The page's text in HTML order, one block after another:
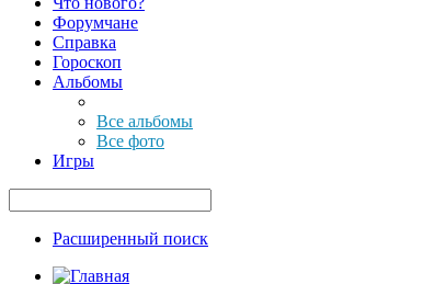
Форумчане
Справка
Гороскоп
Альбомы
Все альбомы
Все фото
Игры
Расширенный поиск